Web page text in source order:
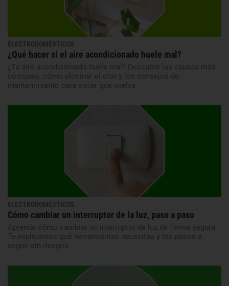
ELECTRODOMÉSTICOS
¿Qué hacer si el aire acondicionado huele mal?
¿Tu aire acondicionado huele mal? Descubre las causas más
comunes, cómo eliminar el olor y los consejos de
mantenimiento para evitar que vuelva.
ELECTRODOMÉSTICOS
Cómo cambiar un interruptor de la luz, paso a paso
Aprende cómo cambiar un interruptor de luz de forma segura.
Te explicamos qué herramientas necesitas y los pasos a
seguir sin riesgos.